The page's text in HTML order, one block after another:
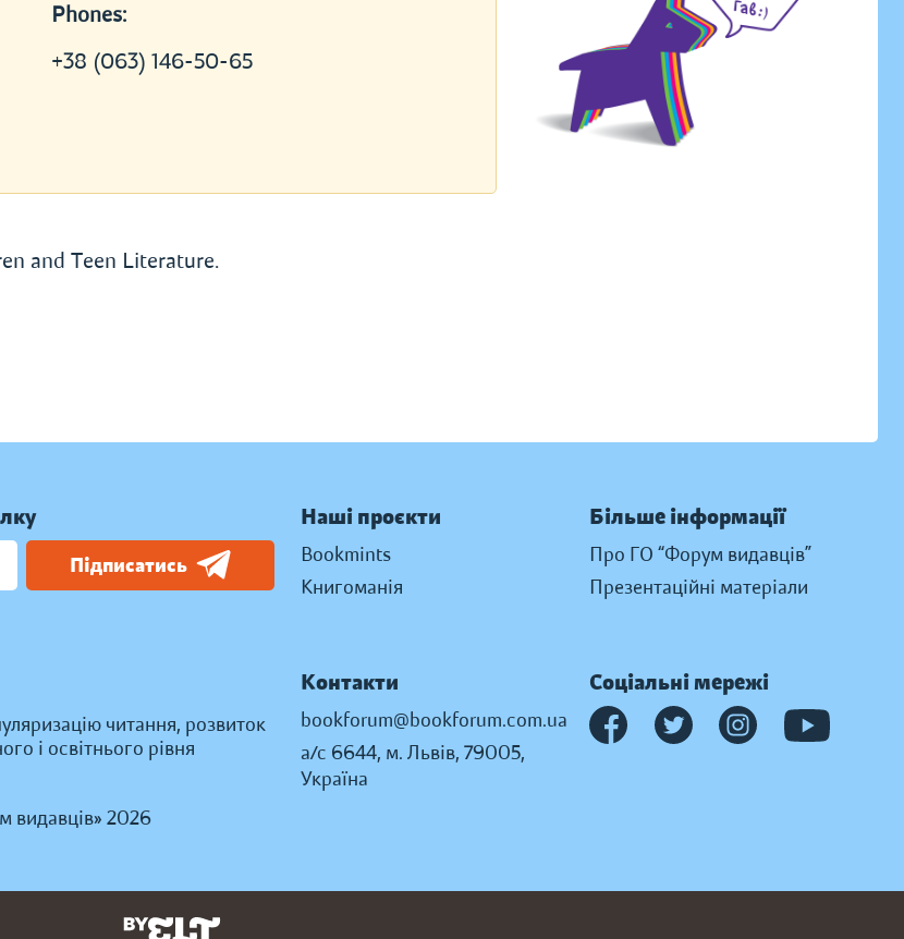
Phones:
+38 (063) 146-50-65
and Teen Literature.
Підписатись
читання, розвиток
і освітнього рівня
видавців» 2026
Наші проєкти
Bookmints
Книгоманія
Більше інформації
Про ГО “Форум видавців”
Презентаційні матеріали
Контакти
bookforum@bookforum.com.ua
а/с 6644, м. Львів, 79005,
Україна
Соціальні мережі